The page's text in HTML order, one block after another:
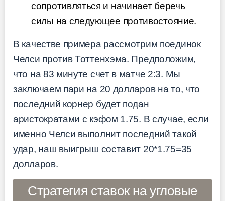
сопротивляться и начинает беречь
силы на следующее противостояние.
В качестве примера рассмотрим поединок
Челси против Тоттенхэма. Предположим,
что на 83 минуте счет в матче 2:3. Мы
заключаем пари на 20 долларов на то, что
последний корнер будет подан
аристократами с кэфом 1.75. В случае, если
именно Челси выполнит последний такой
удар, наш выигрыш составит 20*1.75=35
долларов.
Стратегия ставок на угловые